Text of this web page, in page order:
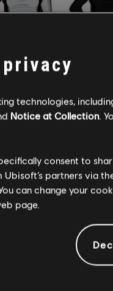
сделанных во
этой
современного,
technologies,
Notice at Collection.
consent to
partners via
can change your
page.